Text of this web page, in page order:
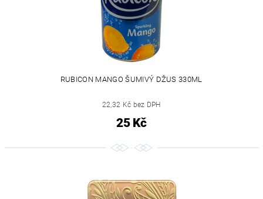
RUBICON MANGO ŠUMIVÝ DŽUS 330ML
22,32 Kč bez DPH
25 Kč